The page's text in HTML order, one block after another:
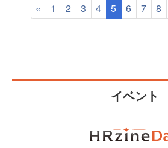
« 1 2 3 4 5 6 7 8
イベント